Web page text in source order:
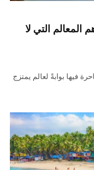
المعالم التي لا
فيها بوابةً لعالم يمتزج